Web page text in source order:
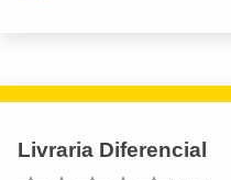
Livraria Diferencial